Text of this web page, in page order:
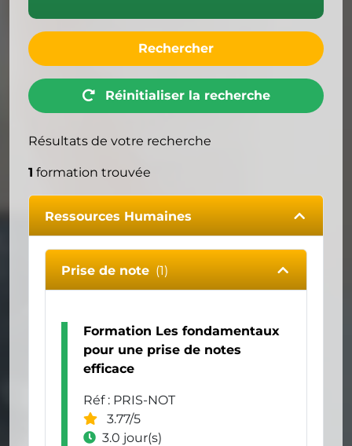
Rechercher
Réinitialiser la recherche
Résultats de votre recherche
1 formation trouvée
Ressources Humaines
Prise de note (1)
Formation Les fondamentaux
pour une prise de notes
efficace
Réf : PRIS-NOT
3.77/5
3.0 jour(s)